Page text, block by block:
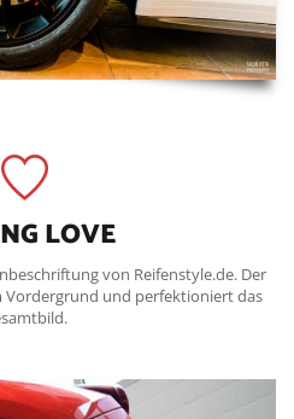
LOVE
von Reifenstyle.de. Der
und perfektioniert das